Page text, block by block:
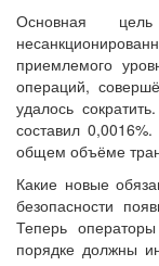
Основная
приемлемого
операций,
удалось
составил
общем объёме
Какие новые
безопасности
Теперь
порядке должны